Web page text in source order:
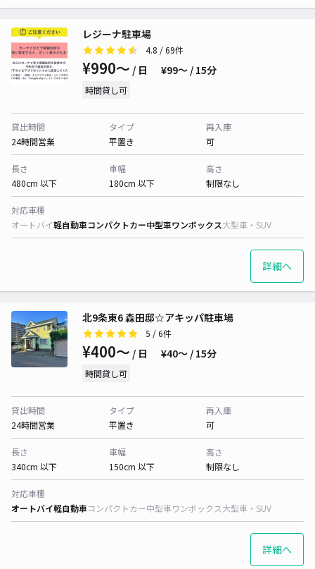
レジーナ駐車場
4.8 / 69件
¥990〜 / 日 ¥99〜 / 15分
時間貸し可
貸出時間
24時間営業
タイプ
平置き
再入庫
可
長さ
480cm 以下
車幅
180cm 以下
高さ
制限なし
対応車種
オートバイ軽自動車コンパクトカー中型車ワンボックス大型車・SUV
詳細へ
北9条東6 森田邸☆アキッパ駐車場
5 / 6件
¥400〜 / 日 ¥40〜 / 15分
時間貸し可
貸出時間
24時間営業
タイプ
平置き
再入庫
可
長さ
340cm 以下
車幅
150cm 以下
高さ
制限なし
対応車種
オートバイ軽自動車コンパクトカー中型車ワンボックス大型車・SUV
詳細へ